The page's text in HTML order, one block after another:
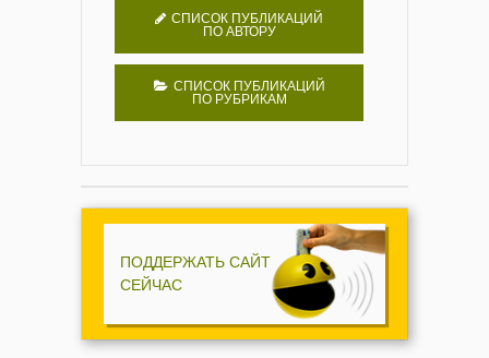
СПИСОК ПУБЛИКАЦИЙ
ПО АВТОРУ
СПИСОК ПУБЛИКАЦИЙ
ПО РУБРИКАМ
ПОДДЕРЖАТЬ САЙТ
СЕЙЧАС